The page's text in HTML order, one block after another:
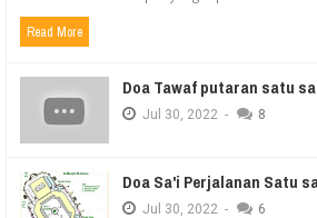
Read More
Doa Tawaf putaran satu
Jul 30, 2022 - 8
Doa Sa'i Perjalanan Satu
Jul 30, 2022 - 6